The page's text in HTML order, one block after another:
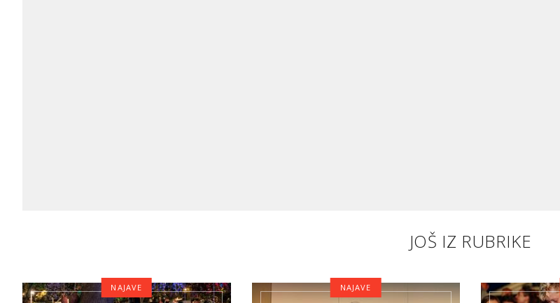
JOŠ IZ RUBRIKE
NAJAVE NAJAVE